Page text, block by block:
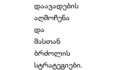
დაავადების
აღმოჩენა
და
მასთან
ბრძოლის
სტრატეგიები.